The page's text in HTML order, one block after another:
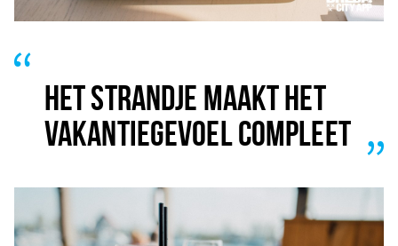
HET STRANDJE MAAKT HET
VAKANTIEGEVOEL COMPLEET